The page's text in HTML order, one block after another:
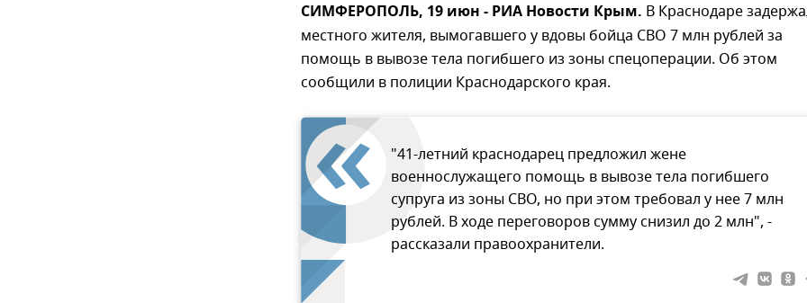
СИМФЕРОПОЛЬ, 19 июн - РИА Новости Крым. В Краснодаре
местного жителя, вымогавшего у вдовы бойца СВО 7 млн рублей за
помощь в вывозе тела погибшего из зоны спецоперации. Об этом
сообщили в полиции Краснодарского края.
"41-летний краснодарец предложил жене
военнослужащего помощь в вывозе тела погибшего
супруга из зоны СВО, но при этом требовал у нее 7 млн
рублей. В ходе переговоров сумму снизил до 2 млн", -
рассказали правоохранители.